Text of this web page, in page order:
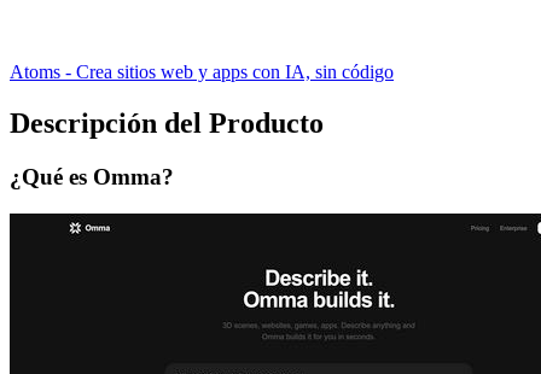
Atoms - Crea sitios web y apps con IA, sin código
Descripción del Producto
¿Qué es Omma?